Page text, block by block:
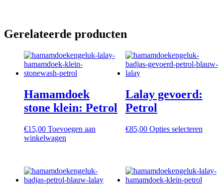
Gerelateerde producten
Hamamdoek
stone klein: Petrol
€15,00 Toevoegen aan
winkelwagen
Lalay gevoerd:
Petrol
€85,00 Opties selecterenDit
Deze
optie